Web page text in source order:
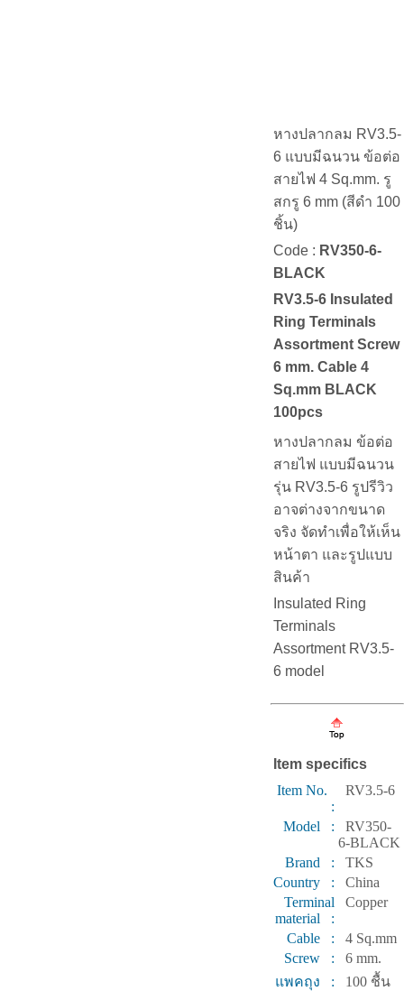
หางปลากลม RV3.5-
6 แบบมีฉนวน ข้อต่อ
สายไฟ 4 Sq.mm. รู
สกรู 6 mm (สีดำ 100
ชิ้น)
Code : RV350-6-
BLACK
RV3.5-6 Insulated
Ring Terminals
Assortment Screw
6 mm. Cable 4
Sq.mm BLACK
100pcs
หางปลากลม ข้อต่อ
สายไฟ แบบมีฉนวน
รุ่น RV3.5-6 รูปรีวิว
อาจต่างจากขนาด
จริง จัดทำเพื่อให้เห็น
หน้าตา และรูปแบบ
สินค้า
Insulated Ring
Terminals
Assortment RV3.5-
6 model
Item specifics
Item No.
:
RV3.5-6
Model :
RV350-
6-BLACK
Brand :
TKS
Country :
China
Terminal
material :
Copper
Cable :
4 Sq.mm
Screw :
6 mm.
แพคถุง :
100 ชื้น